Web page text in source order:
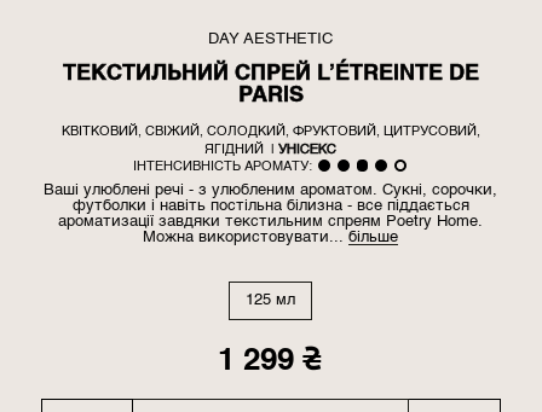
DAY AESTHETIC
ТЕКСТИЛЬНИЙ СПРЕЙ L’ÉTREINTE DE
PARIS
КВІТКОВИЙ, СВІЖИЙ, СОЛОДКИЙ, ФРУКТОВИЙ, ЦИТРУСОВИЙ,
ЯГІДНИЙ
|УНІСЕКС
ІНТЕНСИВНІСТЬ АРОМАТУ:
Ваші улюблені речі - з улюбленим ароматом. Сукні, сорочки,
футболки і навіть постільна білизна - все піддається
ароматизації завдяки текстильним спреям Poetry Home.
Можна використовувати...більше
125 мл
1 299₴